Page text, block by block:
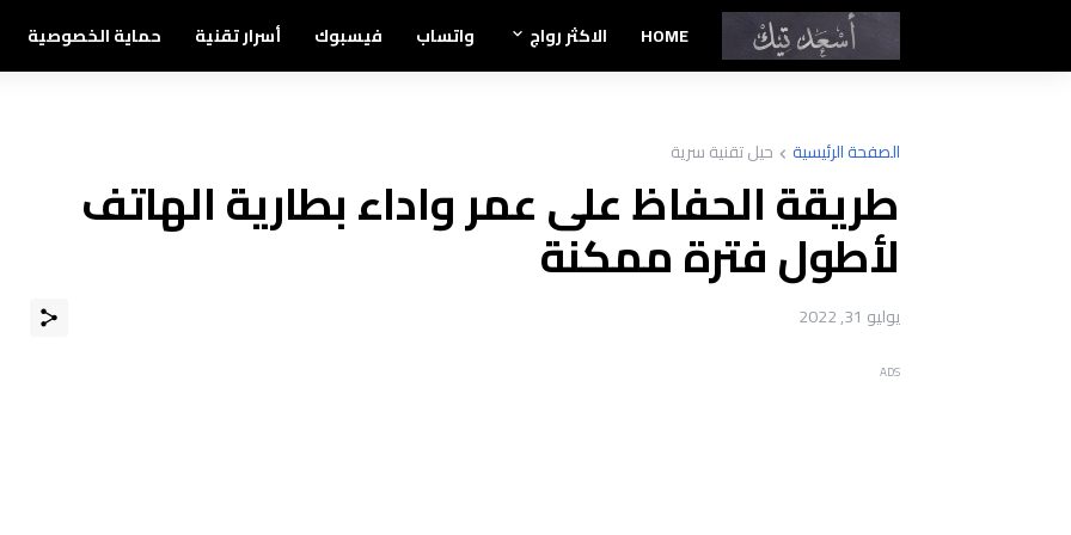
HOME الاكثر رواج واتساب فيسبوك أسرار تقنية حماية الخصوصية
الصفحة الرئيسية حيل تقنية سرية
طريقة الحفاظ على عمر واداء بطارية الهاتف
لأطول فترة ممكنة
يوليو 31, 2022
ADS